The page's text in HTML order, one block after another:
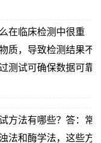
在临床检测中很重
质，导致检测结果不
测试可确保数据可靠
方法有哪些？答：常
法和酶学法，这些方